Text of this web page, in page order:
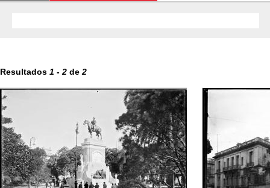
Resultados 1 - 2 de 2